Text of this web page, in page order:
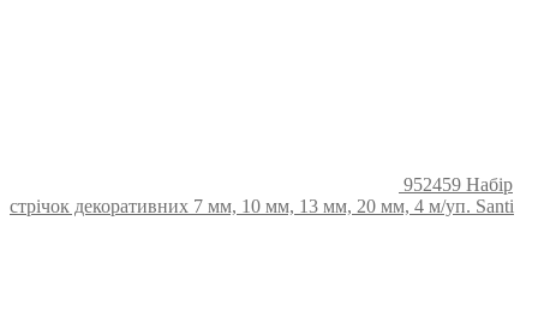
952459 Набір
стрічок декоративних 7 мм, 10 мм, 13 мм, 20 мм, 4 м/уп. Santi